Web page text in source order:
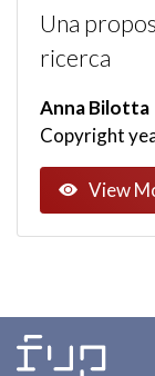
Una
ricerca
Anna Bilotta
Copyright
View